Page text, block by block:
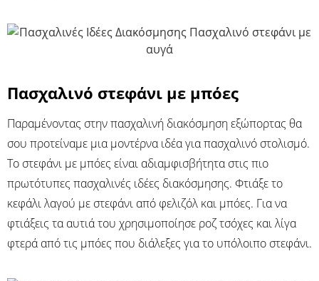
Πασχαλινό στεφάνι με μπόες
Παραμένοντας στην πασχαλινή διακόσμηση εξώπορτας θα
σου προτείναμε μια μοντέρνα ιδέα για πασχαλινό στολισμό.
Το στεφάνι με μπόες είναι αδιαμφισβήτητα στις πιο
πρωτότυπες πασχαλινές ιδέες διακόσμησης. Φτιάξε το
κεφάλι λαγού με στεφάνι από φελιζόλ και μπόες. Για να
φτιάξεις τα αυτιά του χρησιμοποίησε ροζ τσόχες και λίγα
φτερά από τις μπόες που διάλεξες για το υπόλοιπο στεφάνι.